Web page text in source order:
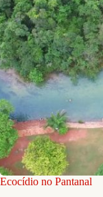
Ecocídio no Pantanal